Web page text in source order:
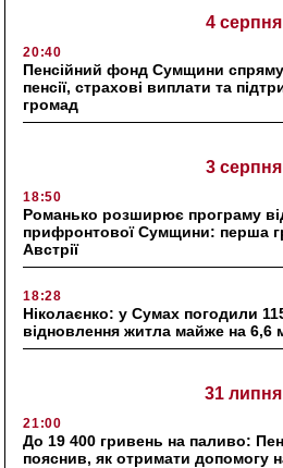
4 серпня
20:40
Пенсійний фонд Сумщини
пенсії, страхові виплати та
громад
3 серпня
18:50
Романько розширює програму
прифронтової Сумщини: перша
Австрії
18:28
Ніколаєнко: у Сумах погодили
відновлення житла майже на 6,6
31 липня
21:00
До 19 400 гривень на паливо:
пояснив, як отримати допомогу